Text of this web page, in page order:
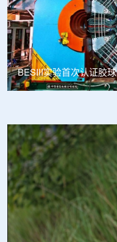
Thor Medical从
启动